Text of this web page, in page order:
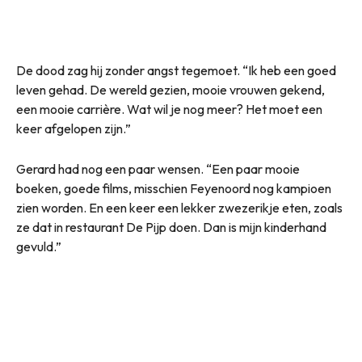
De dood zag hij zonder angst tegemoet. “Ik heb een goed
leven gehad. De wereld gezien, mooie vrouwen gekend,
een mooie carrière. Wat wil je nog meer? Het moet een
keer afgelopen zijn.”
Gerard had nog een paar wensen. “Een paar mooie
boeken, goede films, misschien Feyenoord nog kampioen
zien worden. En een keer een lekker zwezerikje eten, zoals
ze dat in restaurant De Pijp doen. Dan is mijn kinderhand
gevuld.”